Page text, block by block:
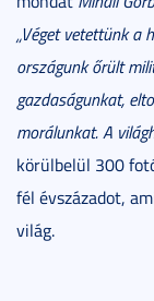
„Véget vetettünk a
országunk őrült
gazdaságunkat,
morálunkat. A
körülbelül 300
fél évszázadot,
világ.